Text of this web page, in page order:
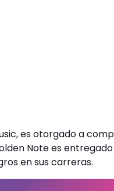
es otorgado a
Note es
en sus carreras.